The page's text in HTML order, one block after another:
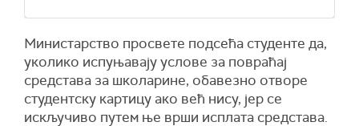
Министарство просвете подсећа студенте да,
уколико испуњавају услове за повраћај
средстава за школарине, обавезно отворе
студентску картицу ако већ нису, јер се
искључиво путем ње врши исплата средстава.